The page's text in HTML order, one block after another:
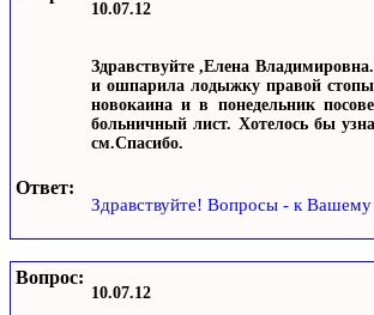
10.07.12
Здравствуйте ,Елена
и ошпарила лодыжку правой
новокаина и в понедельник
больничный лист. Хотелось бы
см.Спасибо.
Ответ:
Здравствуйте! Вопросы - к
Вопрос:
10.07.12